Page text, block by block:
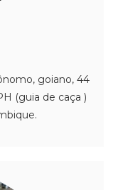
goiano, 44
(guia de caça )